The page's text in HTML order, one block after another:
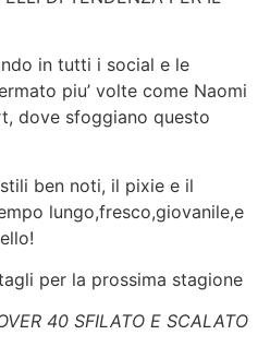
in tutti i social e le
piu’ volte come Naomi
dove sfoggiano questo
stili ben noti, il pixie e il
lungo,fresco,giovanile,e
per la prossima stagione
40 SFILATO E SCALATO